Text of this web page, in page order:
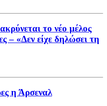
το νέο μέλος
– «Δεν είχε δηλώσει τη
η Άρσεναλ